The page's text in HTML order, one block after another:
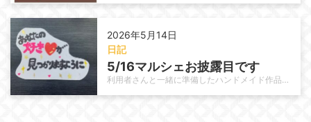
2026年5月14日
日記
5/16マルシェお披露目です
利用者さんと一緒に準備したハンドメイド作品、いよいよお披露目します！ いよいよ今週末はマルシェ出店の日。 テーブルの上には、…